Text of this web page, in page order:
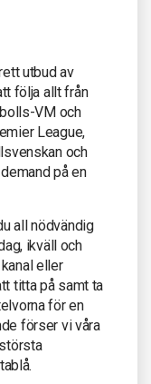
utbud av
följa allt från
VM och
League,
och
på en
all nödvändig
ikväll och
eller
titta på samt ta
för en
förser vi våra